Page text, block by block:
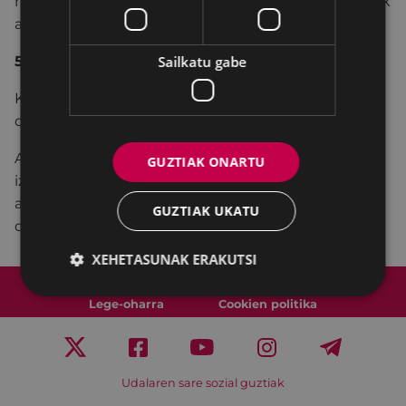
aldatzeko proposamena.
5. ATALA
Kontu, Ogasun eta Ondare Lan Batzordetik
diktamena.
Aurrekontuen III. Eranskina: Diru-laguntza
izendunena, eta Diru-laguntzen Plan Estrategikoa
aldatzeko proposamena: Klub de Judo Kalamuari
diru-laguntza.
Lege-oharra
Cookien politika
Udalaren sare sozial guztiak
Sailkatu gabe
GUZTIAK ONARTU
GUZTIAK UKATU
XEHETASUNAK ERAKUTSI